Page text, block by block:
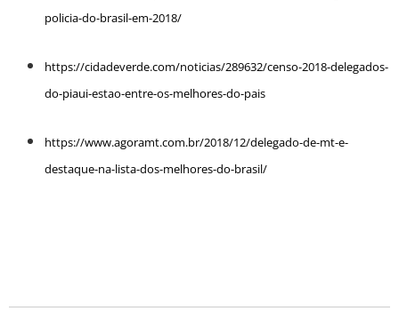
policia-do-brasil-em-2018/
https://cidadeverde.com/noticias/289632/censo-2018-delegados-
do-piaui-estao-entre-os-melhores-do-pais
https://www.agoramt.com.br/2018/12/delegado-de-mt-e-
destaque-na-lista-dos-melhores-do-brasil/